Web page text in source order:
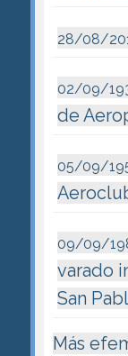
28/08/
02/09/
de
05/09/
09/09/
varado
San
Más